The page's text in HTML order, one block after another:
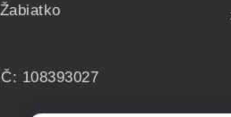
108393027